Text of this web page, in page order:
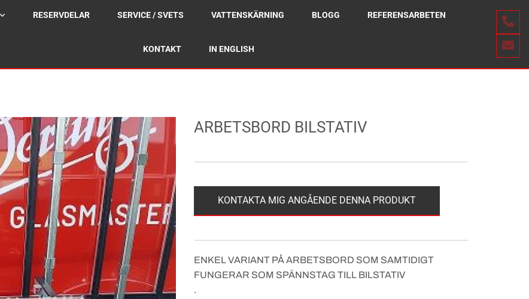
RESERVDELAR SERVICE / SVETS VATTENSKÄRNING BLOGG REFERENSARBETEN
KONTAKT IN ENGLISH
ARBETSBORD BILSTATIV
KONTAKTA MIG ANGÅENDE DENNA PRODUKT
ENKEL VARIANT PÅ ARBETSBORD SOM SAMTIDIGT
FUNGERAR SOM SPÄNNSTAG TILL BILSTATIV
.